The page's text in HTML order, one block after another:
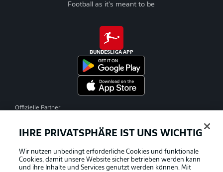
Football as it's meant to be
BUNDESLIGA APP
Offizielle Partner
IHRE PRIVATSPHÄRE IST UNS WICHTIG
Wir nutzen unbedingt erforderliche Cookies und funktionale
Cookies, damit unsere Website sicher betrieben werden kann
und ihre Inhalte und Services genutzt werden können. Mit